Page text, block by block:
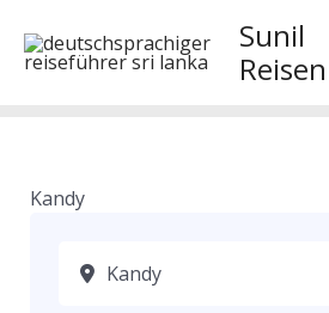
content
Sunil
Reisen
Kandy